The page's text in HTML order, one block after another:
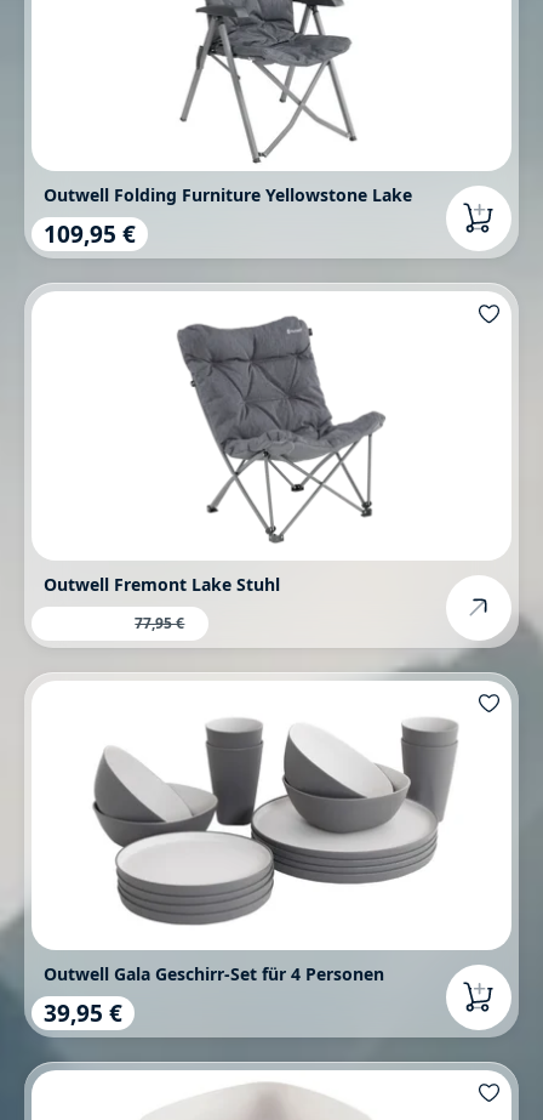
Outwell Folding Furniture Yellowstone Lake
Regulärer Preis:
109,95 €
Outwell Fremont Lake Stuhl
Verkaufspreis:Regulärer Preis:
77,95 €
Outwell Gala Geschirr-Set für 4 Personen
Regulärer Preis:
39,95 €